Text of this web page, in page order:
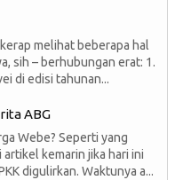
melihat beberapa hal
sih – berhubungan erat: 1.
di edisi tahunan...
ABG
Webe? Seperti yang
kemarin jika hari ini
digulirkan. Waktunya a...